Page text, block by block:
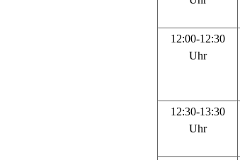
12:00-12:30
Uhr
12:30-13:30
Uhr